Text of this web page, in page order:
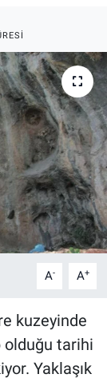
A- A+
kuzeyinde
olduğu tarihi
Yaklaşık